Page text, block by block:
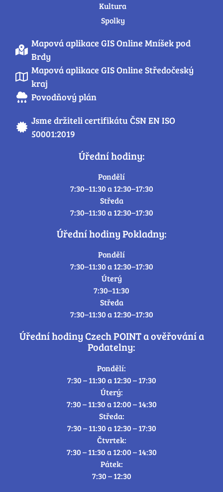
Kultura
Spolky
Mapová aplikace GIS Online Mníšek pod
Brdy
Mapová aplikace GIS Online Středočeský
kraj
Povodňový plán
Jsme držiteli certifikátu ČSN EN ISO
50001:2019
Úřední hodiny:
Pondělí
7:30–11:30 a 12:30–17:30
Středa
7:30–11:30 a 12:30–17:30
Úřední hodiny Pokladny:
Pondělí
7:30–11:30 a 12:30–17:30
Úterý
7:30–11:30
Středa
7:30–11:30 a 12:30–17:30
Úřední hodiny Czech POINT a ověřování a
Podatelny:
Pondělí:
7:30 – 11:30 a 12:30 – 17:30
Úterý:
7:30 – 11:30 a 12:00 – 14:30
Středa:
7:30 – 11:30 a 12:30 – 17:30
Čtvrtek:
7:30 – 11:30 a 12:00 – 14:30
Pátek:
7:30 – 12:30